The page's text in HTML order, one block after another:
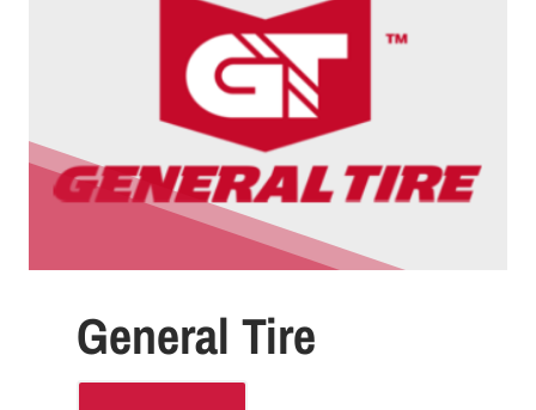
General Tire